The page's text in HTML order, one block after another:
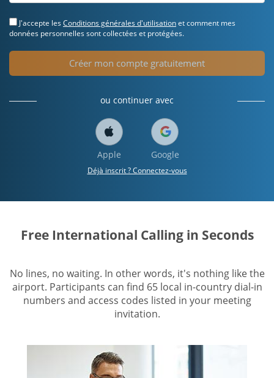
J'accepte lesConditions générales d'utilisationet comment mes
données personnelles sont collectées et protégées.
Créer mon compte gratuitement
ou continuer avec
Apple Google
Déjà inscrit ? Connectez-vous
Free International Calling in Seconds
No lines, no waiting. In other words, it's nothing like the
airport. Participants can find 65 local in-country dial-in
numbers and access codes listed in your meeting
invitation.